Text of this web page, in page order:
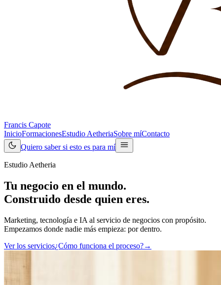
Francis Capote
InicioFormacionesEstudio AetheriaSobre míContacto
Quiero saber si esto es para mí
Estudio Aetheria
Tu negocio en el mundo.
Construido desde quien eres.
Marketing, tecnología e IA al servicio de negocios con propósito.
Empezamos donde nadie más empieza: por dentro.
Ver los servicios¿Cómo funciona el proceso?→